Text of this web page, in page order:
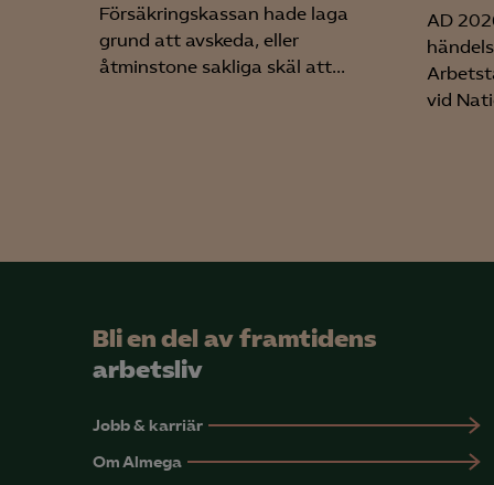
Försäkringskassan hade laga
grund att avskeda, eller
åtminstone sakliga skäl att...
AD
vid
Bli en del av framtidens
arbetsliv
Jobb & karriär
Om Almega